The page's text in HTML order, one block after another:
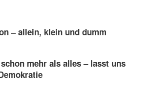
– allein, klein und dumm
mehr als alles – lasst uns